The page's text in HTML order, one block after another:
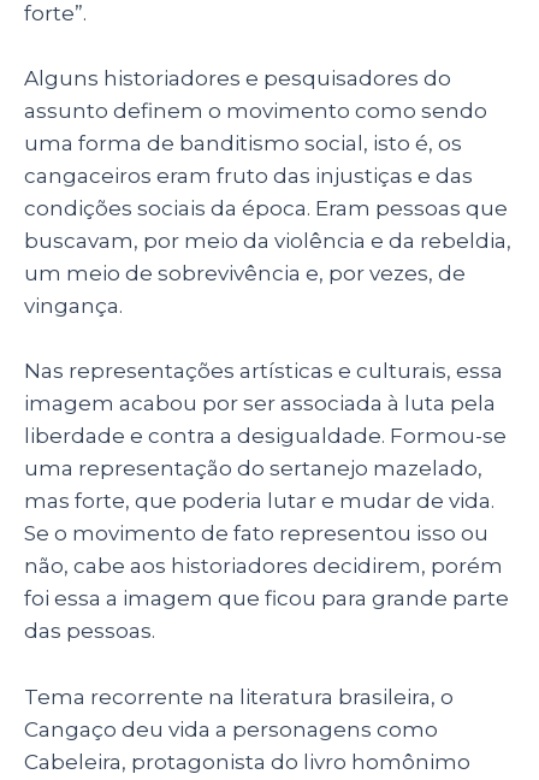
forte”.
Alguns historiadores e pesquisadores do
assunto definem o movimento como sendo
uma forma de banditismo social, isto é, os
cangaceiros eram fruto das injustiças e das
condições sociais da época. Eram pessoas que
buscavam, por meio da violência e da rebeldia,
um meio de sobrevivência e, por vezes, de
vingança.
Nas representações artísticas e culturais, essa
imagem acabou por ser associada à luta pela
liberdade e contra a desigualdade. Formou-se
uma representação do sertanejo mazelado,
mas forte, que poderia lutar e mudar de vida.
Se o movimento de fato representou isso ou
não, cabe aos historiadores decidirem, porém
foi essa a imagem que ficou para grande parte
das pessoas.
Tema recorrente na literatura brasileira, o
Cangaço deu vida a personagens como
Cabeleira, protagonista do livro homônimo